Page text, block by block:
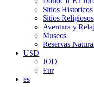
Sitios Historicos
Sitios Religiosos
Aventura y
Museos
Reservas
USD
JOD
Eur
es